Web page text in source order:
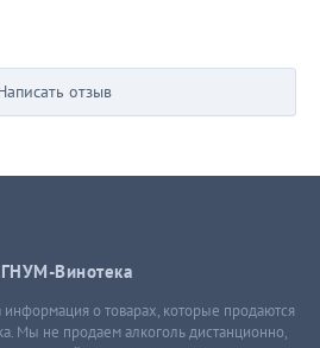
отзыв
Винотека
информация о товарах, которые продаются
Мы не продаем алкоголь дистанционно,